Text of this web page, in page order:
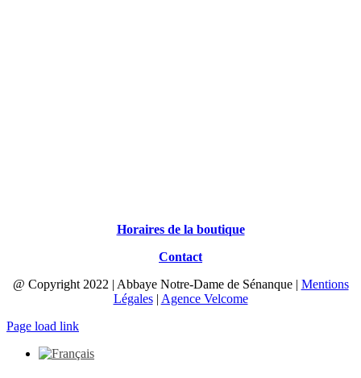
Horaires de la boutique
Contact
@ Copyright 2022 | Abbaye Notre-Dame de Sénanque | Mentions
Légales| Agence Velcome
Page load link